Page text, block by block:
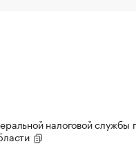
налоговой службы